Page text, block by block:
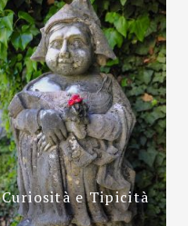
Curiosità e Tipicità